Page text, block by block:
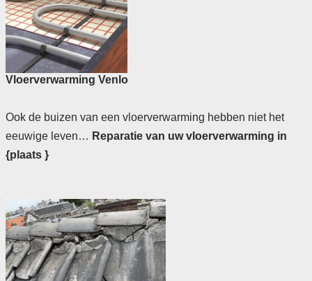
Vloerverwarming Venlo
Ook de buizen van een vloerverwarming hebben niet het
eeuwige leven… Reparatie van uw vloerverwarming in
{plaats }